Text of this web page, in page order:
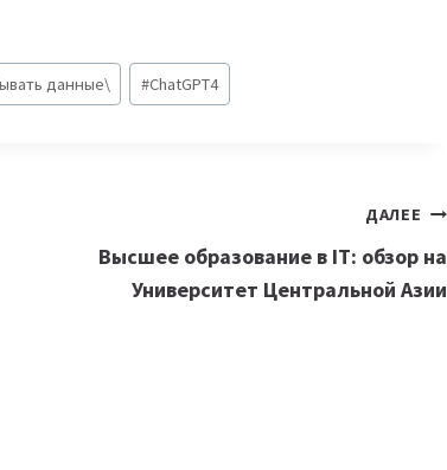
данные\ #ChatGPT4
ДАЛЕЕ
Высшее образование в IT: обзор на
Университет Центральной Азии